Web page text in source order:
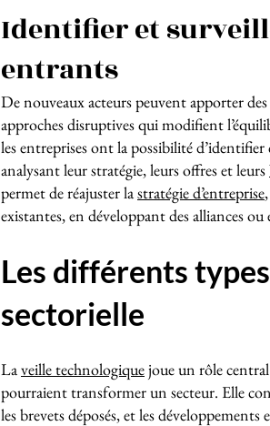
Identifier et
entrants
De nouveaux acteurs peuvent apporter
approches disruptives qui modifient
les entreprises ont la possibilité
analysant leur stratégie, leurs offres et leurs
permet de réajuster lastratégie d’entreprise
existantes, en développant des alliances
Les différents
sectorielle
Laveille technologiquejoue un rôle
pourraient transformer un secteur. Elle
les brevets déposés, et les